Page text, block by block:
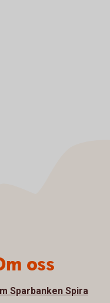
oss
Sparbanken Spira